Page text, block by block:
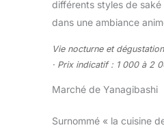
différents styles de
dans une ambiance
Vie nocturne et
· Prix indicatif : 1 000 à 2
Marché de Yanagibashi
Surnommé « la cuisine